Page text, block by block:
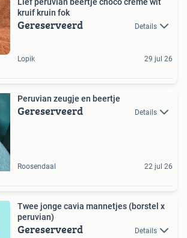
kruif kruin fok
Gereserveerd Details
Lopik 29 jul 26
Peruvian zeugje en beertje
Gereserveerd Details
Roosendaal 22 jul 26
Twee jonge cavia mannetjes (borstel x
peruvian)
Gereserveerd Details